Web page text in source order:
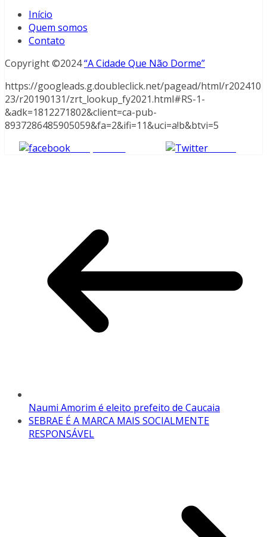
Início
Quem somos
Contato
Copyright ©2024“A Cidade Que Não Dorme”
https://googleads.g.doubleclick.net/pagead/html/r202410
23/r20190131/zrt_lookup_fy2021.html#RS-1-
&adk=1812271802&client=ca-pub-
8937286485905059&fa=2&ifi=11&uci=a!b&btvi=5
Compartilhe
Naumi Amorim é eleito prefeito de Caucaia
SEBRAE É A MARCA MAIS SOCIALMENTE
RESPONSÁVEL